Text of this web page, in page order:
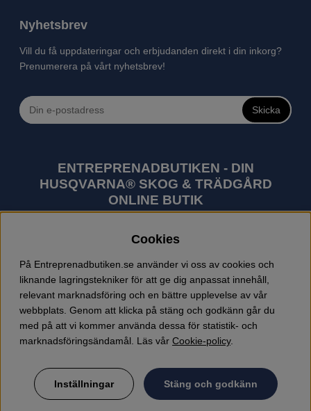
Nyhetsbrev
Vill du få uppdateringar och erbjudanden direkt i din inkorg?
Prenumerera på vårt nyhetsbrev!
Skicka
ENTREPRENADBUTIKEN - DIN
HUSQVARNA® SKOG & TRÄDGÅRD
ONLINE BUTIK
utomhusprodukter som skogsmaskiner och
trädgårdsmaskiner. I sortimentet finns bl.a. robotgräsklippare,
motorsågar, röjsågar, trimmers, riders, åkgräsklippare,
trädgårdstraktorer, gräsklippare, häcksaxar, lövblåsar,
jordfräsar, snöslungor, skyddskläder och arbetskläder.
Entreprenadbutiken har snabba leveranser av Husqvarna
produkter.
Cookies
På Entreprenadbutiken.se använder vi oss av cookies och
liknande lagringstekniker för att ge dig anpassat innehåll,
relevant marknadsföring och en bättre upplevelse av vår
webbplats. Genom att klicka på stäng och godkänn går du
med på att vi kommer använda dessa för statistik- och
marknadsföringsändamål. Läs vår Cookie-policy.
Inställningar Stäng och godkänn